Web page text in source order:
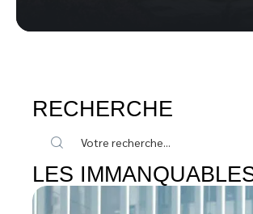
RECHERCHE
LES